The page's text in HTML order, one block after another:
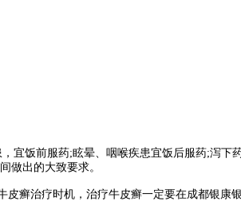
饭前服药;眩晕、咽喉疾患宜饭后服药;泻下
做出的大致要求。
癣治疗时机，治疗牛皮癣一定要在成都银康